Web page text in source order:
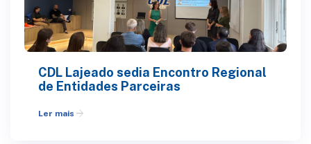
CDL Lajeado sedia Encontro Regional
de Entidades Parceiras
Ler mais arrow_forward